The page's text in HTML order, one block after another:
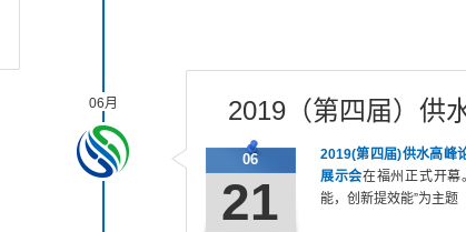
2019（第四届）供
06
21
2019(第四届)供水高峰
展示会在福州正式开幕
能，创新提效能”为主题
06月